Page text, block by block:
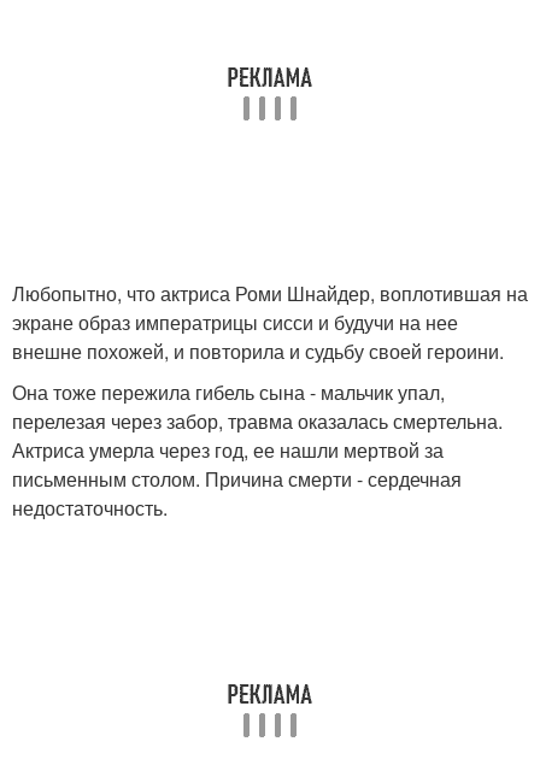
Любопытно, что актриса Роми Шнайдер, воплотившая на
экране образ императрицы сисси и будучи на нее
внешне похожей, и повторила и судьбу своей героини.
Она тоже пережила гибель сына - мальчик упал,
перелезая через забор, травма оказалась смертельна.
Актриса умерла через год, ее нашли мертвой за
письменным столом. Причина смерти - сердечная
недостаточность.